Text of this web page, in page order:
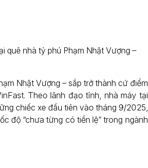
quê nhà tỷ phú Phạm Nhật Vượng –
Nhật Vượng – sắp trở thành cứ điểm
Theo lãnh đạo tỉnh, nhà máy tại
chiếc xe đầu tiên vào tháng 9/2025,
độ “chưa từng có tiền lệ” trong ngành